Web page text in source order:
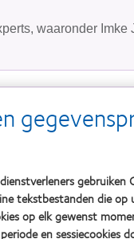
waaronder
borrel: dé
gebruiken
tekstbestanden die
op elk gewenst
en sessiecookies